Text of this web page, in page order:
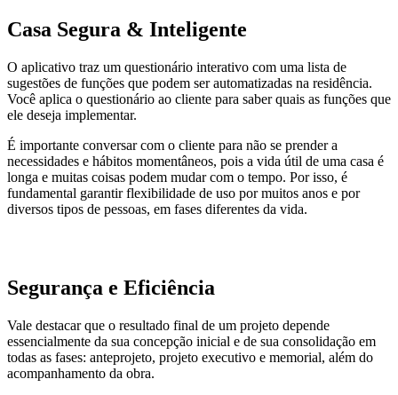
Casa Segura & Inteligente
O aplicativo traz um questionário interativo com uma lista de
sugestões de funções que podem ser automatizadas na residência.
Você aplica o questionário ao cliente para saber quais as funções que
ele deseja implementar.
É importante conversar com o cliente para não se prender a
necessidades e hábitos momentâneos, pois a vida útil de uma casa é
longa e muitas coisas podem mudar com o tempo. Por isso, é
fundamental garantir flexibilidade de uso por muitos anos e por
diversos tipos de pessoas, em fases diferentes da vida.
Segurança e Eficiência
Vale destacar que o resultado final de um projeto depende
essencialmente da sua concepção inicial e de sua consolidação em
todas as fases: anteprojeto, projeto executivo e memorial, além do
acompanhamento da obra.